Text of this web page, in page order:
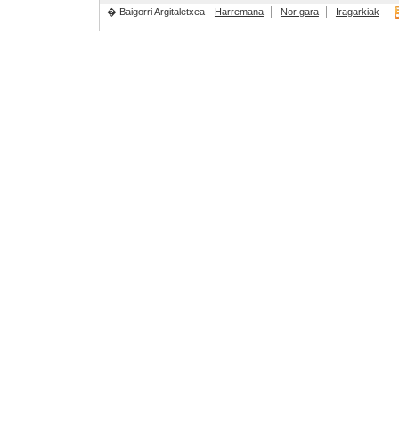
� Baigorri Argitaletxea
Harremana Nor gara Iragarkiak